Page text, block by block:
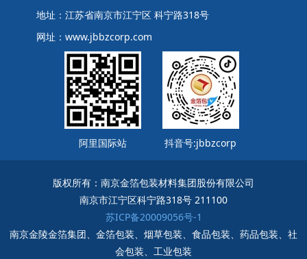
地址：江苏省南京市江宁区 科宁路318号
网址：www.jbbzcorp.com
阿里国际站 抖音号:jbbzcorp
版权所有：南京金箔包装材料集团股份有限公司
南京市江宁区科宁路318号 211100
苏ICP备20009056号-1
南京金陵金箔集团、金箔包装、烟草包装、食品包装、药品包装、社
会包装、工业包装